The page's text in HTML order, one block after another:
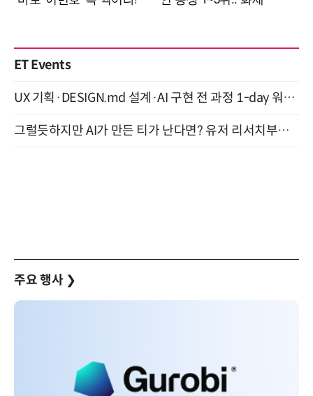
ET Events
UX 기획·DESIGN.md 설계·AI 구현 전 과정 1-day 워크숍 with Claude Code·Codex 9월 15일 개최
그럴듯하지만 AI가 만든 티가 난다면? 유저 리서치부터 배포까지! (9/15)
주요 행사 ❯